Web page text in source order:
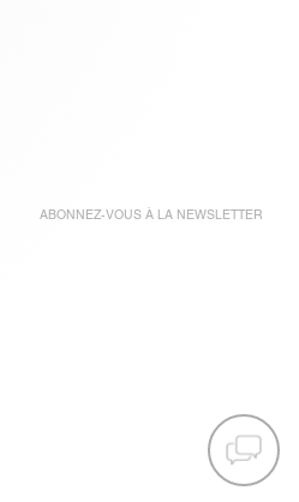
ABONNEZ-VOUS À LA NEWSLETTER